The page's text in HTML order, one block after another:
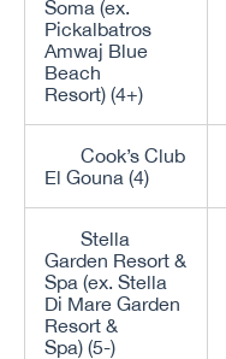
Soma (ex.
Pickalbatros
Amwaj Blue
Beach
Resort) (4+)
Cook’s Club
El Gouna (4)
Stella
Garden Resort &
Spa (ex. Stella
Di Mare Garden
Resort &
Spa) (5-)